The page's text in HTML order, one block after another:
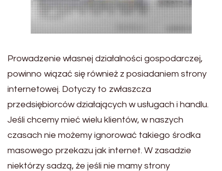
Prowadzenie własnej działalności gospodarczej,
powinno wiązać się również z posiadaniem strony
internetowej. Dotyczy to zwłaszcza
przedsiębiorców działających w usługach i handlu.
Jeśli chcemy mieć wielu klientów, w naszych
czasach nie możemy ignorować takiego środka
masowego przekazu jak internet. W zasadzie
niektórzy sadzą, że jeśli nie mamy strony